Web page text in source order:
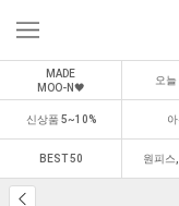
MADE
MOO-N🖤
오늘
신상품 5~10%
BEST 50 원피스